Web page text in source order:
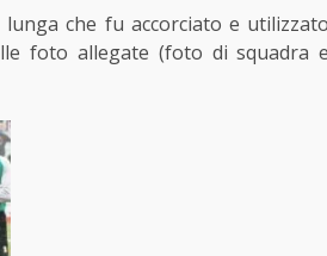
che fu accorciato e
foto allegate (foto di squadra